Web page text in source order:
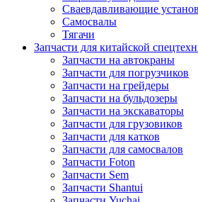
Сваевдавливающие
Самосвалы
Тягачи
Запчасти для китайской
Запчасти на автокраны
Запчасти для погрузчиков
Запчасти на грейдеры
Запчасти на бульдозеры
Запчасти на экскаваторы
Запчасти для грузовиков
Запчасти для катков
Запчасти для самосвалов
Запчасти Foton
Запчасти Sem
Запчасти Shantui